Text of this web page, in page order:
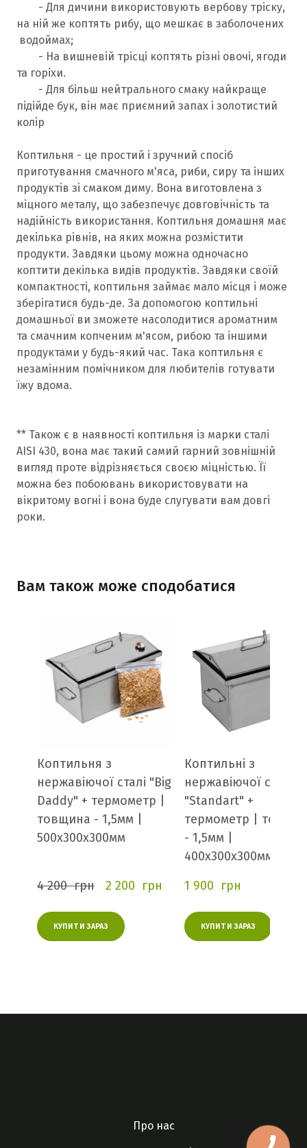
- Для дичини використовують вербову тріску,
на ній же коптять рибу, що мешкає в заболочених
водоймах;
- На вишневій трісці коптять різні овочі, ягоди
та горіхи.
- Для більш нейтрального смаку найкраще
підійде бук, він має приємний запах і золотистий
колір
Коптильня - це простий і зручний спосіб
приготування смачного м'яса, риби, сиру та інших
продуктів зі смаком диму. Вона виготовлена з
міцного металу, що забезпечує довговічність та
надійність використання. Коптильня домашня має
декілька рівнів, на яких можна розмістити
продукти. Завдяки цьому можна одночасно
коптити декілька видів продуктів. Завдяки своїй
компактності, коптильня займає мало місця і може
зберігатися будь-де. За допомогою коптильні
домашньої ви зможете насолодитися ароматним
та смачним копченим м'ясом, рибою та іншими
продуктами у будь-який час. Така коптильня є
незамінним помічником для любителів готувати
їжу вдома.
** Також є в наявності коптильня із марки сталі
AISI 430, вона має такий самий гарний зовнішній
вигляд проте відрізняється своєю міцністью. Її
можна без побоювань використовувати на
вікритому вогні і вона буде слугувати вам довгі
роки.
Вам також може сподобатися
Коптильня з
нержавіючої сталі "Big
Daddy" + термометр |
товщина - 1,5мм |
500х300х300мм
4 200  грн 2 200  грн
КУПИТИ ЗАРАЗ
Коптильні з
нержавіючої сталі
"Standart" +
термометр |
- 1,5мм |
400х300х300мм
1 900  грн
КУПИТИ ЗАРАЗ
Про нас